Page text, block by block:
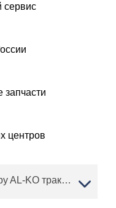
запчасти
центров
4 КОРОБКА ПЕРЕДАЧ solo by AL-KO трактор T 16-95.6 HD V2 Артикул: 127369 с 04/2018 по 02/2019 года